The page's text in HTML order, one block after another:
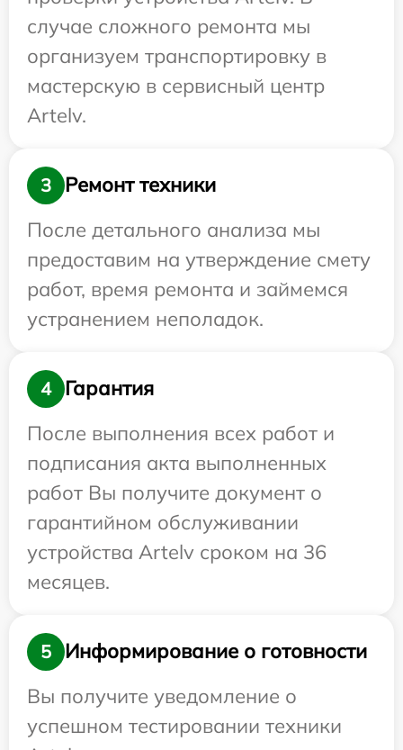
случае сложного ремонта мы
организуем транспортировку в
мастерскую в сервисный центр
Artelv.
3
Ремонт техники
После детального анализа мы
предоставим на утверждение смету
работ, время ремонта и займемся
устранением неполадок.
4
Гарантия
После выполнения всех работ и
подписания акта выполненных
работ Вы получите документ о
гарантийном обслуживании
устройства Artelv сроком на 36
месяцев.
5
Информирование о готовности
Вы получите уведомление о
успешном тестировании техники